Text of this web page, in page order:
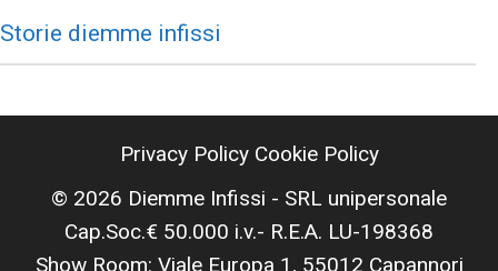
Storie diemme infissi
Privacy Policy Cookie Policy
© 2026 Diemme Infissi - SRL unipersonale
Cap.Soc.€ 50.000 i.v.- R.E.A. LU-198368
Show Room: Viale Europa 1, 55012 Capannori